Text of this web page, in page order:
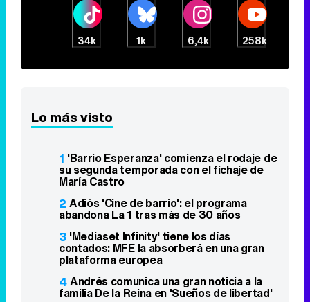
34k 1k 6,4k 258k
Lo más visto
1 'Barrio Esperanza' comienza el rodaje de
su segunda temporada con el fichaje de
María Castro
2 Adiós 'Cine de barrio': el programa
abandona La 1 tras más de 30 años
3 'Mediaset Infinity' tiene los días
contados: MFE la absorberá en una gran
plataforma europea
4Andrés comunica una gran noticia a la
familia De la Reina en 'Sueños de libertad'